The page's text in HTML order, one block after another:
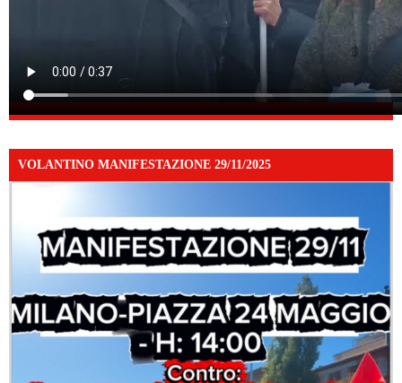
VOLANTINO MANIFESTAZIONE 29/11/2025